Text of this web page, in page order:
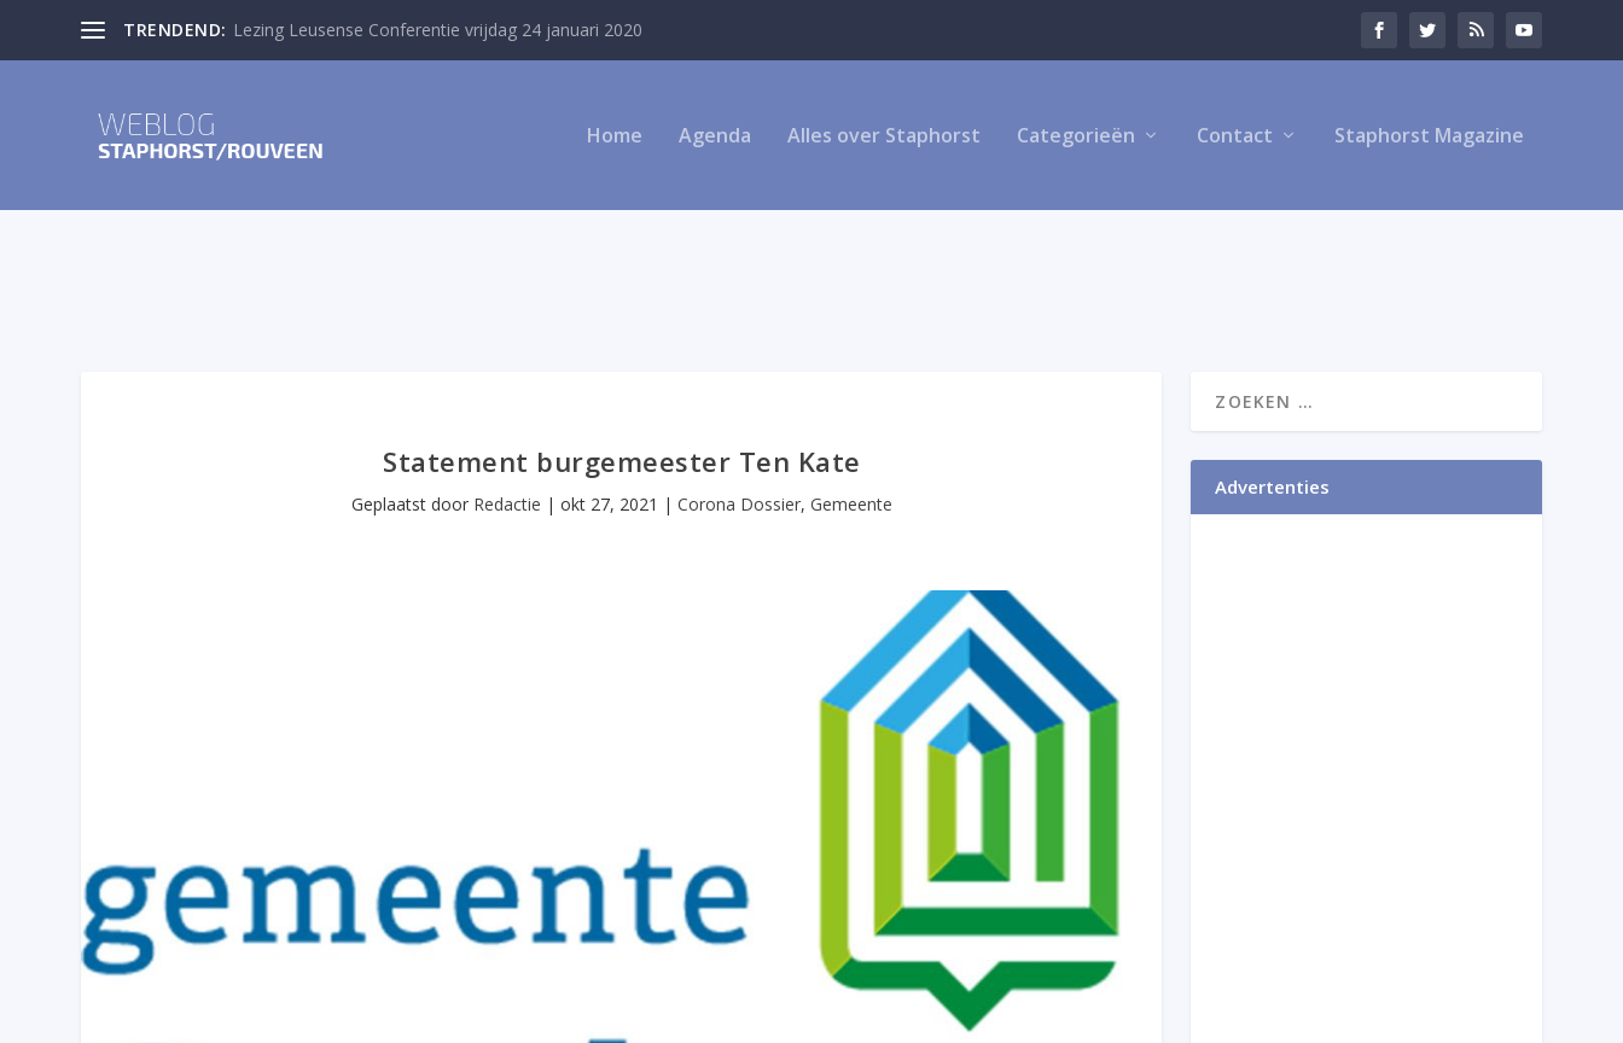
TRENDEND: Lezing Leusense Conferentie vrijdag 24 januari 2020
Home Agenda Alles over Staphorst Categorieën Contact Staphorst Magazine
Statement burgemeester Ten Kate
Geplaatst door Redactie | okt 27, 2021 | Corona Dossier, Gemeente
Advertenties